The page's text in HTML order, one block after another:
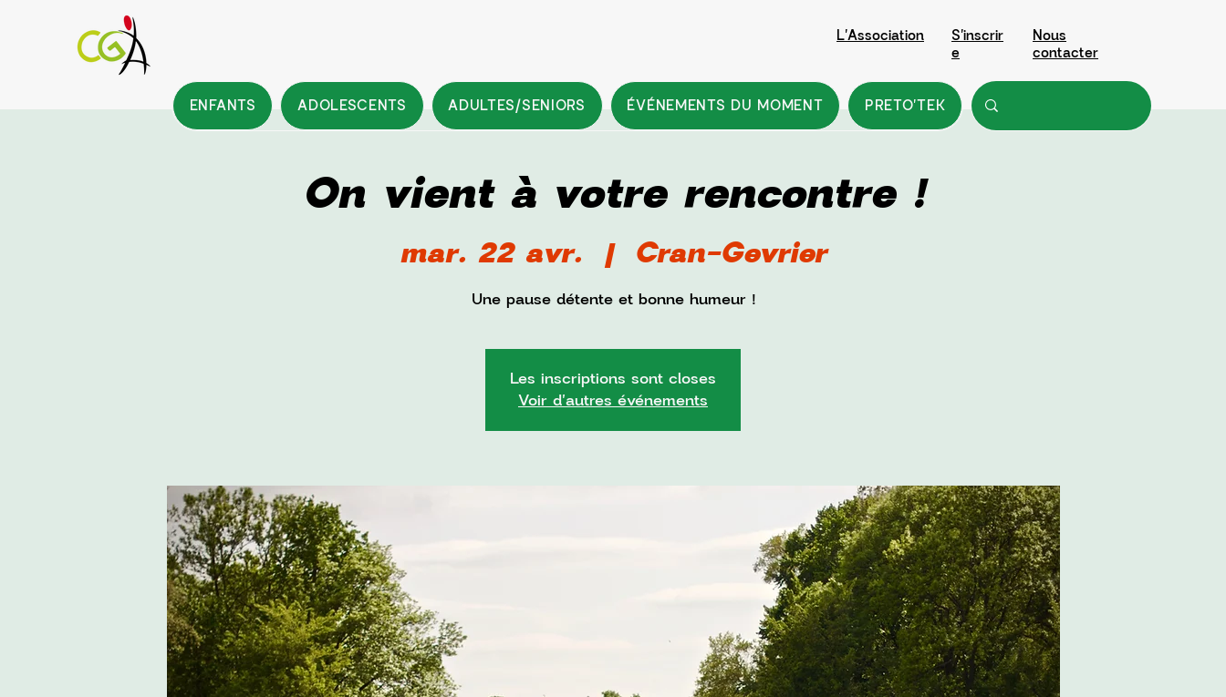
L'Association S'inscrir
e
Nous
contacter
ENFANTS
ADOLESCENTS ADULTES/SENIORS ÉVÉNEMENTS DU MOMENT PRETO'TEK
On vient à votre rencontre !
mar. 22 avr.
  |
Cran-Gevrier
Une pause détente et bonne humeur !
Les inscriptions sont closes
Voir d'autres événements